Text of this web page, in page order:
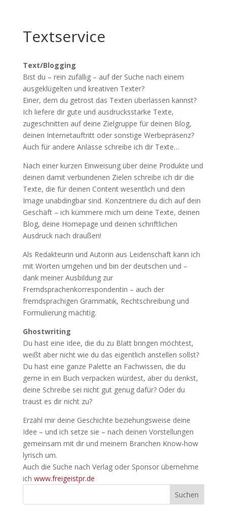
Textservice
Text/Blogging
Bist du – rein zufällig – auf der Suche nach einem
ausgeklügelten und kreativen Texter?
Einer, dem du getrost das Texten überlassen kannst?
Ich liefere dir gute und ausdrucksstarke Texte,
zugeschnitten auf deine Zielgruppe für deinen Blog,
deinen Internetauftritt oder sonstige Werbepräsenz?
Auch für andere Anlässe schreibe ich dir Texte…
Nach einer kurzen Einweisung über deine Produkte und
deinen damit verbundenen Zielen schreibe ich dir die
Texte, die für deinen Content wesentlich und dein
Image unabdingbar sind. Konzentriere du dich auf dein
Geschäft – ich kümmere mich um deine Texte, deinen
Blog, deine Homepage und deinen schriftlichen
Ausdruck nach draußen!
Als Redakteurin und Autorin aus Leidenschaft kann ich
mit Worten umgehen und bin der deutschen und –
dank meiner Ausbildung zur
Fremdsprachenkorrespondentin – auch der
fremdsprachigen Grammatik, Rechtschreibung und
Formulierung mächtig.
Ghostwriting
Du hast eine Idee, die du zu Blatt bringen möchtest,
weißt aber nicht wie du das eigentlich anstellen sollst?
Du hast eine ganze Palette an Fachwissen, die du
gerne in ein Buch verpacken würdest, aber du denkst,
deine Schreibe sei nicht gut genug dafür? Oder du
traust es dir nicht zu?
Erzähl mir deine Geschichte beziehungsweise deine
Idee – und ich setze sie – nach deinen Vorstellungen
gemeinsam mit dir und meinem Branchen Know-how
lyrisch um.
Auch die Suche nach Verlag oder Sponsor übernehme
ich www.freigeistpr.de